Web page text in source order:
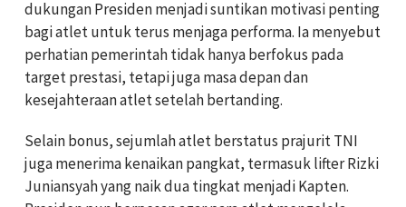
dukungan Presiden menjadi suntikan motivasi penting
bagi atlet untuk terus menjaga performa. Ia menyebut
perhatian pemerintah tidak hanya berfokus pada
target prestasi, tetapi juga masa depan dan
kesejahteraan atlet setelah bertanding.
Selain bonus, sejumlah atlet berstatus prajurit TNI
juga menerima kenaikan pangkat, termasuk lifter Rizki
Juniansyah yang naik dua tingkat menjadi Kapten.